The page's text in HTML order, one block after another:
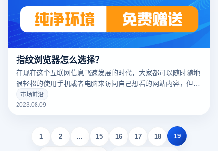
指纹浏览器怎么选择？
在现在这个互联网信息飞速发展的时代，大家都可以随时随地
很轻松的使用手机或者电脑来访问自己想看的网站内容，但是
在一些情况下，如果是用普通的浏览器来操作的话可能会暴露
自己的一些身份信息，这时候就需要用到指纹浏览器了，下面
市场前沿
2023.08.09
1 2 ... 15 16 17 18 19